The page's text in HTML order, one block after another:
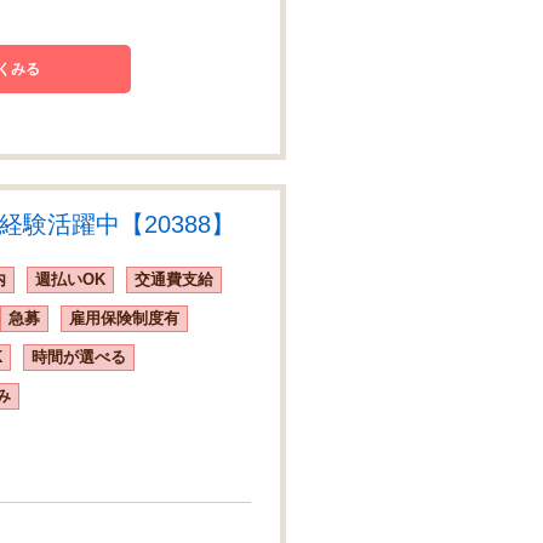
みる
活躍中【20388】
週払いOK 交通費支給
急募 雇用保険制度有
時間が選べる